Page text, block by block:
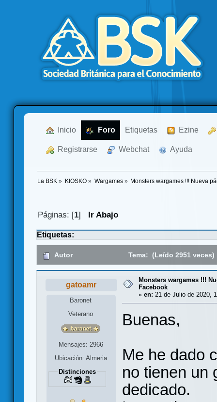
Inicio Foro Etiquetas Ezine
Registrarse Webchat Ayuda
La BSK » KIOSKO» Wargames» Monsters wargames !!! Nueva
Páginas: [1] Ir Abajo
Etiquetas:
Autor Tema: (Leído 2951 veces)
gatoamr
Baronet
Veterano
Mensajes: 2966
Ubicación: Almeria
Distinciones
Monsters wargames !!!
Facebook
« en: 21 de Julio de 2020,
Buenas,
Me he dado
no tienen un
dedicado.